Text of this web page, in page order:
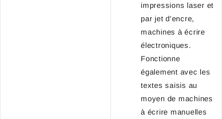
impressions laser et
par jet d'encre,
machines à écrire
électroniques.
Fonctionne
également avec les
textes saisis au
moyen de machines
à écrire manuelles